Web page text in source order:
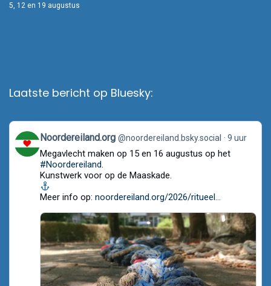
5, 12 en 19 augustus
Laatste bericht op Bluesky:
View
post
by
Noordereiland.org
Bluesky
Noordereiland.org @noordereiland.bsky.social 9 uur
Megavlecht maken op 15 en 16 augustus op het
#Noordereiland.
Kunstwerk voor op de Maaskade.
Meer info op: noordereiland.org/2026/ritueel...